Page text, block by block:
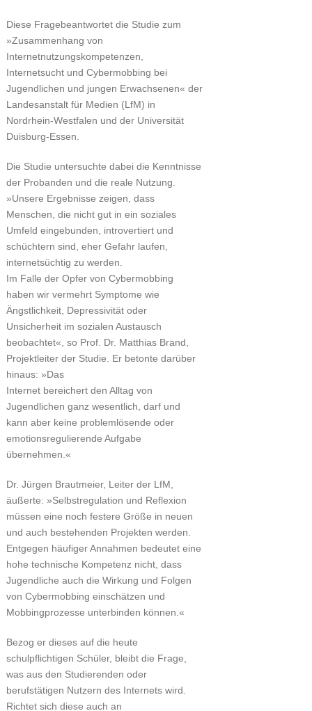
Diese Fragebeantwortet die Studie zum
»Zusammenhang von
Internetnutzungskompetenzen,
Internetsucht und Cybermobbing bei
Jugendlichen und jungen Erwachsenen« der
Landesanstalt für Medien (LfM) in
Nordrhein-Westfalen und der Universität
Duisburg-Essen.
Die Studie untersuchte dabei die Kenntnisse
der Probanden und die reale Nutzung.
»Unsere Ergebnisse zeigen, dass
Menschen, die nicht gut in ein soziales
Umfeld eingebunden, introvertiert und
schüchtern sind, eher Gefahr laufen,
internetsüchtig zu werden.
Im Falle der Opfer von Cybermobbing
haben wir vermehrt Symptome wie
Ängstlichkeit, Depressivität oder
Unsicherheit im sozialen Austausch
beobachtet«, so Prof. Dr. Matthias Brand,
Projektleiter der Studie. Er betonte darüber
hinaus: »Das
Internet bereichert den Alltag von
Jugendlichen ganz wesentlich, darf und
kann aber keine problemlösende oder
emotionsregulierende Aufgabe
übernehmen.«
Dr. Jürgen Brautmeier, Leiter der LfM,
äußerte: »Selbstregulation und Reflexion
müssen eine noch festere Größe in neuen
und auch bestehenden Projekten werden.
Entgegen häufiger Annahmen bedeutet eine
hohe technische Kompetenz nicht, dass
Jugendliche auch die Wirkung und Folgen
von Cybermobbing einschätzen und
Mobbingprozesse unterbinden können.«
Bezog er dieses auf die heute
schulpflichtigen Schüler, bleibt die Frage,
was aus den Studierenden oder
berufstätigen Nutzern des Internets wird.
Richtet sich diese auch an